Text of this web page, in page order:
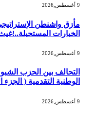
مأزق واشنطن
الخيارات المستحيلة..!غيث
التحالف بين الحزب
الوطنية التقدمية (